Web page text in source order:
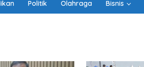
Politik Olahraga Bisnis